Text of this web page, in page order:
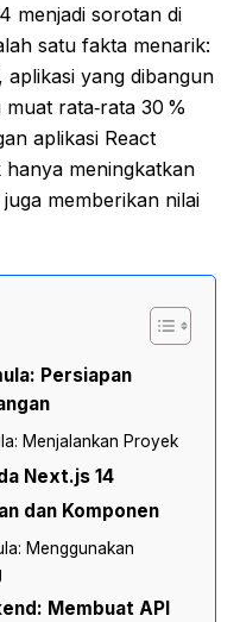
menjadi sorotan di
satu fakta menarik:
yang dibangun
rata‑rata 30 %
aplikasi React
hanya meningkatkan
memberikan nilai
Persiapan
Menjalankan Proyek
Next.js 14
dan Komponen
Menggunakan
Membuat API